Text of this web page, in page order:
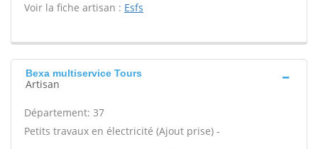
Voir la fiche artisan : Esfs
Bexa multiservice Tours
Artisan
Département: 37
Petits travaux en électricité (Ajout prise) -